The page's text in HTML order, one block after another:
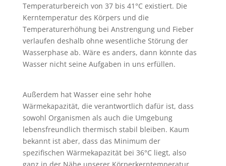
Temperaturbereich von 37 bis 41°C existiert. Die
Kerntemperatur des Körpers und die
Temperaturerhöhung bei Anstrengung und Fieber
verlaufen deshalb ohne wesentliche Störung der
Wasserphase ab. Wäre es anders, dann könnte das
Wasser nicht seine Aufgaben in uns erfüllen.
Außerdem hat Wasser eine sehr hohe
Wärmekapazität, die verantwortlich dafür ist, dass
sowohl Organismen als auch die Umgebung
lebensfreundlich thermisch stabil bleiben. Kaum
bekannt ist aber, dass das Minimum der
spezifischen Wärmekapazität bei 36°C liegt, also